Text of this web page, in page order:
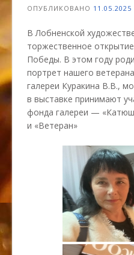
ОПУБЛИКОВАНО 11.05.2025
В Лобненской
торжественное
Победы. В этом году
портрет нашего
галереи Куракина В.В.,
в выставке принимают
фонда галереи —
и «Ветеран»